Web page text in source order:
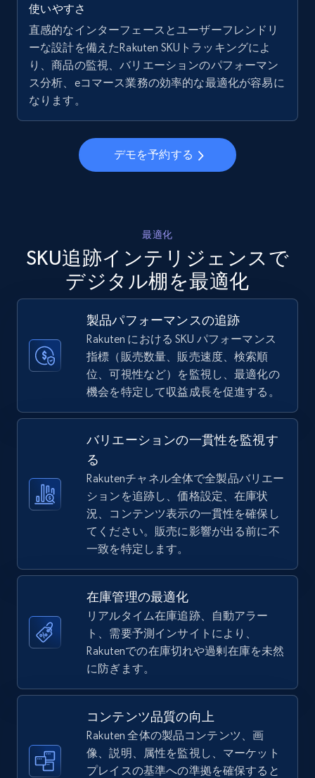
Walmart - products - Collects products by
specific keywords
URL, Final price, Sku, Currency, Gtin,
Specifications, Image urls, Top reviews, and
875+ 今すぐ始める
Walmart - products - Discover products by
using sku numbers
URL, Final price, Sku, Currency, Gtin,
Specifications, Image urls, Top reviews, and
875+ 今すぐ始める
TikTok Shop
URL, Title, Available, Description, Currency, Initial
price, Final price, Discount percent, and more.
5.4K+ 668+ 今すぐ始める
URL, Title, Available, Description, Currency, Initial
price, Final price, Discount percent, and more.
5.4K+ 668+ 今すぐ始める
TikTok Shop - Collect TikTok shop products
by keywords search
URL, Title, Available, Description, Currency, Initial
price, Final price, Discount percent, and more.
使いやすさ
直感的なインターフェースとユーザーフレンドリ
ーな設計を備えたRakuten SKUトラッキングによ
り、商品の監視、バリエーションのパフォーマン
ス分析、eコマース業務の効率的な最適化が容易に
なります。
デモを予約する
最適化
SKU追跡インテリジェンスで
デジタル棚を最適化
製品パフォーマンスの追跡
Rakuten における SKU パフォーマンス
指標（販売数量、販売速度、検索順
位、可視性など）を監視し、最適化の
機会を特定して収益成長を促進する。
バリエーションの一貫性を監視す
る
Rakutenチャネル全体で全製品バリエー
ションを追跡し、価格設定、在庫状
況、コンテンツ表示の一貫性を確保し
てください。販売に影響が出る前に不
一致を特定します。
在庫管理の最適化
リアルタイム在庫追跡、自動アラー
ト、需要予測インサイトにより、
Rakutenでの在庫切れや過剰在庫を未然
に防ぎます。
コンテンツ品質の向上
Rakuten 全体の製品コンテンツ、画
像、説明、属性を監視し、マーケット
プレイスの基準への準拠を確保すると